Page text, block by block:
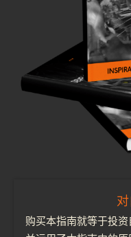
购买本指南就等于投